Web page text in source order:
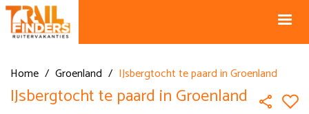
Home / Groenland / IJsbergtocht te paard in Groenland
IJsbergtocht te paard in Groenland